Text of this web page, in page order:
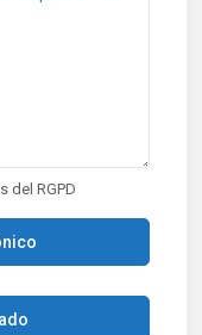
del RGPD